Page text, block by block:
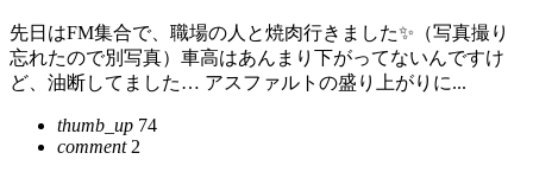
先日はFM集合で、職場の人と焼肉行きました✨（写真撮り
忘れたので別写真）車高はあんまり下がってないんですけ
ど、油断してました… アスファルトの盛り上がりに...
thumb_up 74
comment2